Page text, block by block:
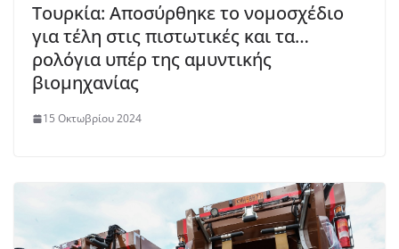
Τουρκία: Αποσύρθηκε το νομοσχέδιο
για τέλη στις πιστωτικές και τα…
ρολόγια υπέρ της αμυντικής
βιομηχανίας
15 Οκτωβρίου 2024